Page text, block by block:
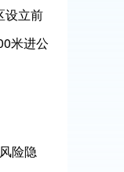
设立前
米进公
险隐